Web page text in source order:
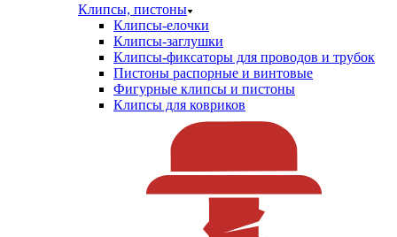
Клипсы, пистоны
Клипсы-елочки
Клипсы-заглушки
Клипсы-фиксаторы для проводов и трубок
Пистоны распорные и винтовые
Фигурные клипсы и пистоны
Клипсы для ковриков